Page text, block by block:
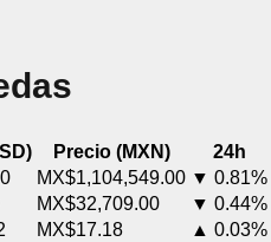
Precio (MXN) 24h
MX$1,104,549.00 ▼ 0.81%
MX$32,709.00 ▼ 0.44%
MX$17.18 ▲ 0.03%